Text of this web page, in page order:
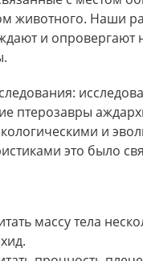
животного. Наши
и опровергают
птерозавры
и
это было
массу тела